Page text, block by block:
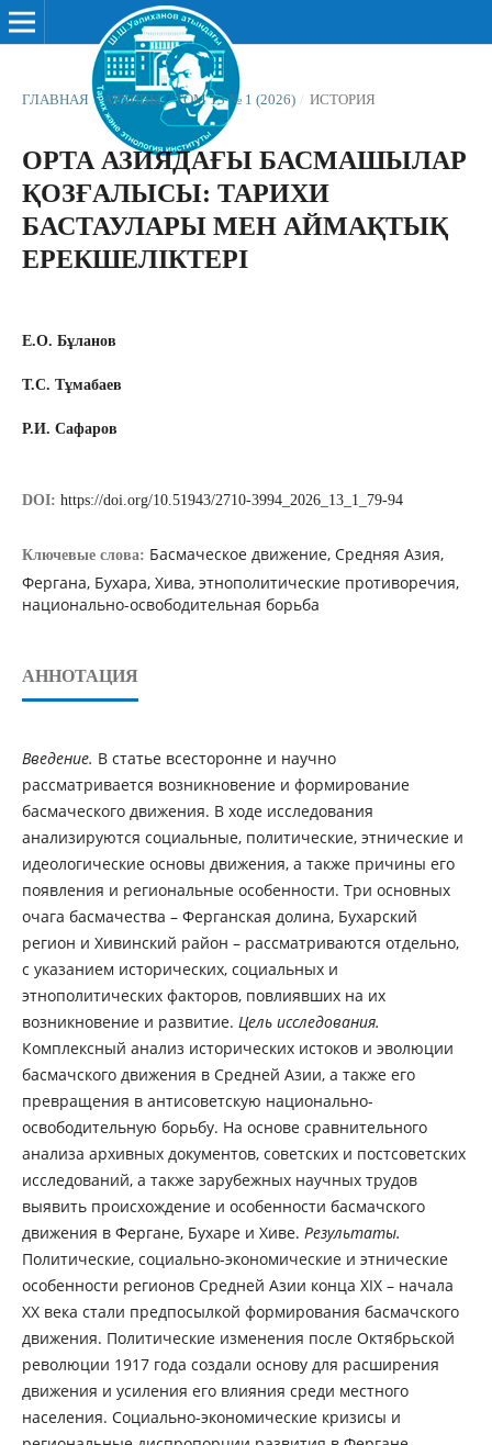
ГЛАВНАЯ / АРХИВЫ / ТОМ 13 № 1 (2026) / ИСТОРИЯ
ОРТА АЗИЯДАҒЫ БАСМАШЫЛАР
ҚОЗҒАЛЫСЫ: ТАРИХИ
БАСТАУЛАРЫ МЕН АЙМАҚТЫҚ
ЕРЕКШЕЛІКТЕРІ
Е.О. Бұланов
Т.С. Тұмабаев
Р.И. Сафаров
DOI: https://doi.org/10.51943/2710-3994_2026_13_1_79-94
Ключевые слова: Басмаческое движение, Средняя Азия,
Фергана, Бухара, Хива, этнополитические противоречия,
национально-освободительная борьба
АННОТАЦИЯ
Введение. В статье всесторонне и научно
рассматривается возникновение и формирование
басмаческого движения. В ходе исследования
анализируются социальные, политические, этнические и
идеологические основы движения, а также причины его
появления и региональные особенности. Три основных
очага басмачества – Ферганская долина, Бухарский
регион и Хивинский район – рассматриваются отдельно,
с указанием исторических, социальных и
этнополитических факторов, повлиявших на их
возникновение и развитие. Цель исследования.
Комплексный анализ исторических истоков и эволюции
басмачского движения в Средней Азии, а также его
превращения в антисоветскую национально-
освободительную борьбу. На основе сравнительного
анализа архивных документов, советских и постсоветских
исследований, а также зарубежных научных трудов
выявить происхождение и особенности басмачского
движения в Фергане, Бухаре и Хиве. Результаты.
Политические, социально-экономические и этнические
особенности регионов Средней Азии конца XIX – начала
XX века стали предпосылкой формирования басмачского
движения. Политические изменения после Октябрьской
революции 1917 года создали основу для расширения
движения и усиления его влияния среди местного
населения. Социально-экономические кризисы и